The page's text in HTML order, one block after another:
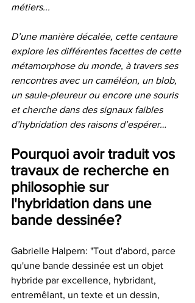
métiers...
D’une manière décalée, cette centaure
explore les différentes facettes de cette
métamorphose du monde, à travers ses
rencontres avec un caméléon, un blob,
un saule-pleureur ou encore une souris
et cherche dans des signaux faibles
d’hybridation des raisons d’espérer…
Pourquoi avoir traduit vos
travaux de recherche en
philosophie sur
l'hybridation dans une
bande dessinée?
Gabrielle Halpern: "Tout d'abord, parce
qu'une bande dessinée est un objet
hybride par excellence, hybridant,
entremêlant, un texte et un dessin,